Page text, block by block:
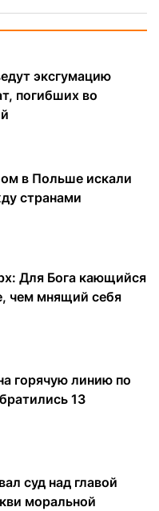
эксгумацию
погибших во
в Польше искали
странами
Для Бога кающийся
чем мнящий себя
горячую линию по
13
суд над главой
моральной